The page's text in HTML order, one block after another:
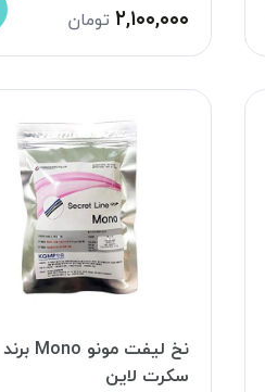
۲,۱۰۰,۰۰۰ تومان
نخ لیفت مونو Mono برند
سکرت لاین